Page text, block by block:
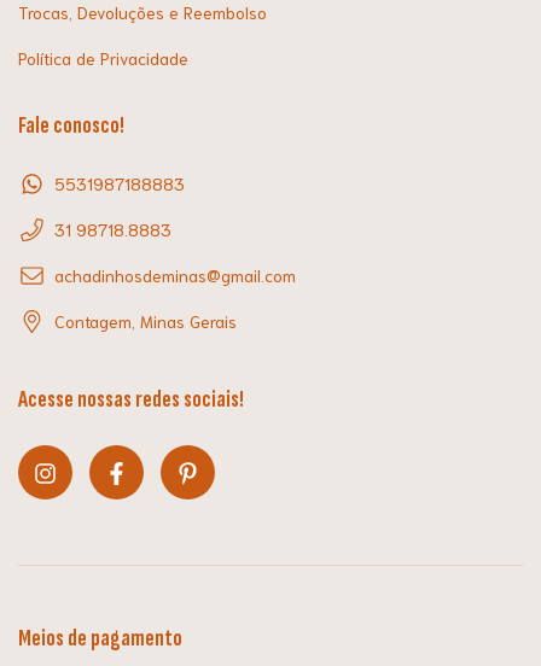
Trocas, Devoluções e Reembolso
Política de Privacidade
Fale conosco!
5531987188883
31 98718.8883
achadinhosdeminas@gmail.com
Contagem, Minas Gerais
Acesse nossas redes sociais!
Meios de pagamento